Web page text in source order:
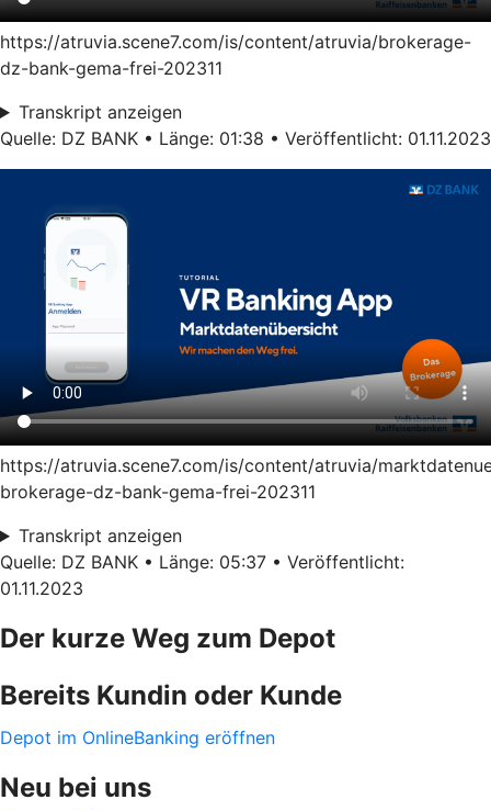
https://atruvia.scene7.com/is/content/atruvia/brokerage-
dz-bank-gema-frei-202311
Transkript anzeigen
Quelle: DZ BANK • Länge: 01:38 • Veröffentlicht: 01.11.2023
https://atruvia.scene7.com/is/content/atruvia/
brokerage-dz-bank-gema-frei-202311
Transkript anzeigen
Quelle: DZ BANK • Länge: 05:37 • Veröffentlicht:
01.11.2023
Der kurze Weg zum Depot
Bereits Kundin oder Kunde
Depot im OnlineBanking eröffnen
Neu bei uns